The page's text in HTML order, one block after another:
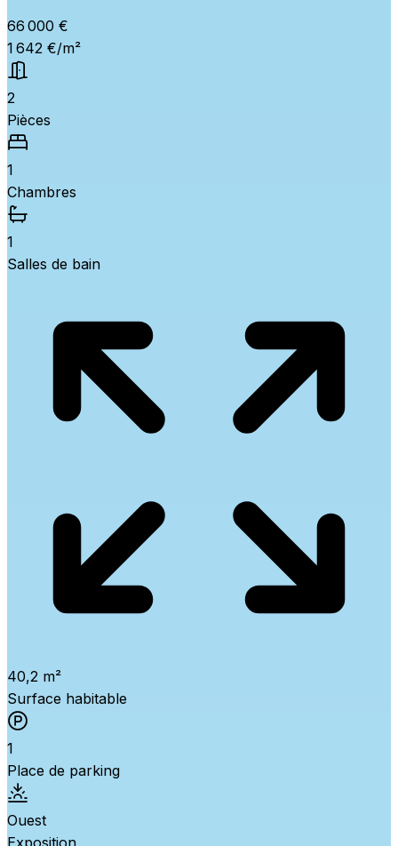
66 000 €
1 642 €/m²
2
Pièces
1
Chambres
1
Salles de bain
40,2 m²
Surface habitable
1
Place de parking
Ouest
Exposition